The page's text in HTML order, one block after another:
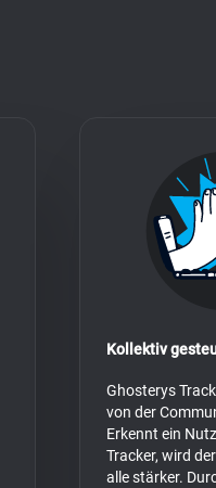
Kollektiv
Ghosterys
von der
Erkennt ein
Tracker, wird
alle stärker.